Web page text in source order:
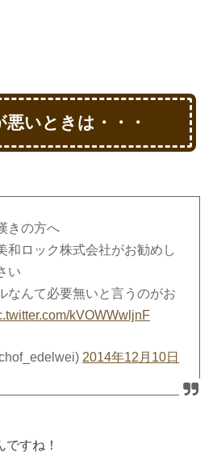
悪いときは・・・
きの方へ
和ロック株式会社がお勧めし
い
なんて必要無いと言うのがお
kVOWWwljnF
2014年12月10日
すね！